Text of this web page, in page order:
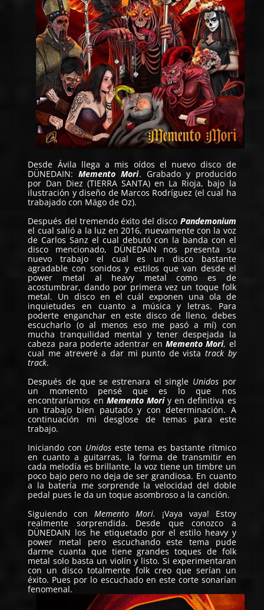
Desde Ávila llega a mis oídos el nuevo disco de
DÜNEDAIN:Memento Mori. Grabado y producido
por Dan Diez (TIERRA SANTA) en La Rioja, bajo la
ilustración y diseño de Marcos Rodríguez (el cual ha
trabajado con Mägo de Oz).
Después del tremendo éxito del disco Pandemonium
el cual salió a la luz en 2016, nuevamente con la voz
de Carlos Sanz el cual debutó con la banda con el
disco mencionado, DÜNEDAIN nos presenta su
nuevo trabajo el cual es un disco bastante
agradable con sonidos y estilos que van desde el
power metal al heavy metal como es de
acostumbrar, dando por primera vez un toque folk
metal. Un disco en el cuál exponen una ola de
inquietudes en cuanto a música y letras. Para
poderte enganchar en este disco de lleno, debes
escucharlo (o al menos eso me pasó a mí) con
mucha tranquilidad mental y tener despejada la
cabeza para poderte adentrar en Memento Mori, el
cual me atreveré a dar mi punto de vista track by
track.
Después de que se estrenara el single Unidospor
un momento pensé que es lo que nos
encontraríamos en Memento Moriy en definitiva es
un trabajo bien pautado y con determinación. A
continuación mi desglose de temas para este
trabajo.
Iniciando con Unidoseste tema es bastante rítmico
en cuanto a guitarras, la forma de transmitir en
cada melodía es brillante, la voz tiene un timbre un
poco bajo pero no deja de ser grandiosa. En cuanto
a la batería me sorprende la velocidad del doble
pedal pues le da un toque asombroso a la canción.
Siguiendo conMemento Mori.
¡Vaya vaya! Estoy
realmente sorprendida. Desde que conozco a
DÜNEDAIN los he etiquetado por el estilo heavy y
power metal pero escuchando este tema pude
darme cuanta que tiene grandes toques de folk
metal solo basta un violín y listo. Si experimentaran
con un disco totalmente folk creo que serían un
éxito. Pues por lo escuchado en este corte sonarían
fenomenal.